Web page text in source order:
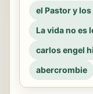
el Pastor y
La vida no es
carlos engel
abercrombie